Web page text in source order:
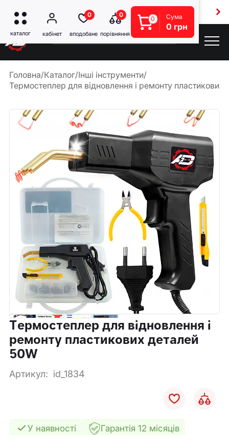
Безкоштовна доставка від 5000 грн
0 0
0 Сума
0 грн
Головна/Каталог/Інші інструменти/
Термостеплер для відновлення і ремонту пластикових
Термостеплер для відновлення і
ремонту пластикових деталей
50W
Артикул: id_1834
У наявності Гарантія 12 місяців